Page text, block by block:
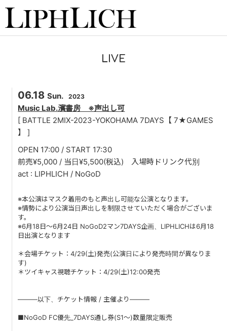
LIVE
INSTORE
VIDEO
BLOG
PAST LIVE
GOODS
MESSAGE
LIVE
06.18 Sun. 2023
Music Lab.濱書房 ※声出し可
[ BATTLE 2MIX-2023-YOKOHAMA 7DAYS【 7★GAMES
】 ]
OPEN 17:00 / START 17:30
前売¥5,000 / 当日¥5,500(税込) 入場時ドリンク代別
act : LIPHLICH / NoGoD
※本公演はマスク着用のもと声出し可能な公演となります。
※情勢により公演当日声出しを制限させていただく場合がございま
す。
※6月18日〜6月24日 NoGoD2マン7DAYS企画、LIPHLICHは6月18
日出演となります
＊会場チケット：4/29(土)発売(公演日により発売時間が異なりま
す)
＊ツイキャス視聴チケット：4/29(土)12:00発売
―――以下、チケット情報 / 主催より―――
■NoGoD FC優先_7DAYS通し券(S1～)数量限定販売